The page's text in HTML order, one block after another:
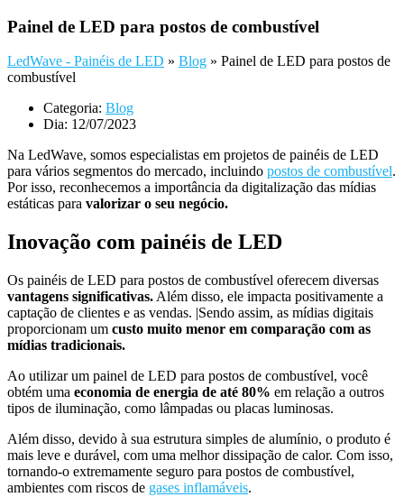
Painel de LED para postos de combustível
LedWave - Painéis de LED » Blog » Painel de LED para postos de
combustível
Categoria: Blog
Dia: 12/07/2023
Na LedWave, somos especialistas em projetos de painéis de LED
para vários segmentos do mercado, incluindo postos de combustível.
Por isso, reconhecemos a importância da digitalização das mídias
estáticas para valorizar o seu negócio.
Inovação com painéis de LED
Os painéis de LED para postos de combustível oferecem diversas
vantagens significativas. Além disso, ele impacta positivamente a
captação de clientes e as vendas. |Sendo assim, as mídias digitais
proporcionam um custo muito menor em comparação com as
mídias tradicionais.
Ao utilizar um painel de LED para postos de combustível, você
obtém uma economia de energia de até 80% em relação a outros
tipos de iluminação, como lâmpadas ou placas luminosas.
Além disso, devido à sua estrutura simples de alumínio, o produto é
mais leve e durável, com uma melhor dissipação de calor. Com isso,
tornando-o extremamente seguro para postos de combustível,
ambientes com riscos de gases inflamáveis.